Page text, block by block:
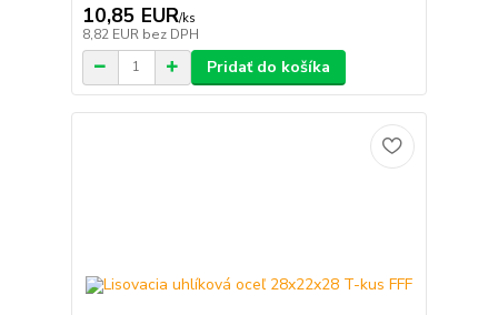
10,85 EUR/ks
8,82 EUR bez DPH
Pridať do košíka